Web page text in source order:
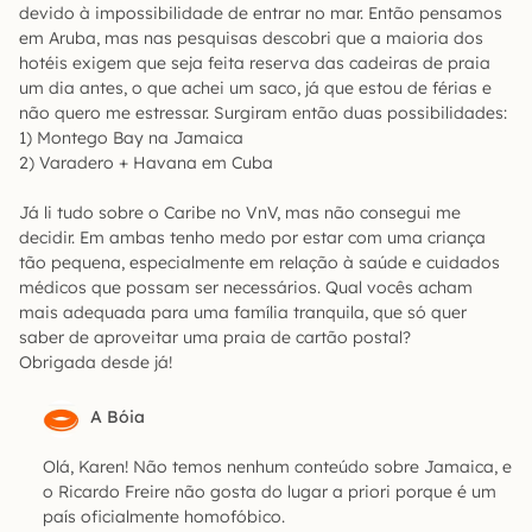
devido à impossibilidade de entrar no mar. Então pensamos
em Aruba, mas nas pesquisas descobri que a maioria dos
hotéis exigem que seja feita reserva das cadeiras de praia
um dia antes, o que achei um saco, já que estou de férias e
não quero me estressar. Surgiram então duas possibilidades:
1) Montego Bay na Jamaica
2) Varadero + Havana em Cuba
Já li tudo sobre o Caribe no VnV, mas não consegui me
decidir. Em ambas tenho medo por estar com uma criança
tão pequena, especialmente em relação à saúde e cuidados
médicos que possam ser necessários. Qual vocês acham
mais adequada para uma família tranquila, que só quer
saber de aproveitar uma praia de cartão postal?
Obrigada desde já!
A Bóia
Olá, Karen! Não temos nenhum conteúdo sobre Jamaica, e
o Ricardo Freire não gosta do lugar a priori porque é um
país oficialmente homofóbico.